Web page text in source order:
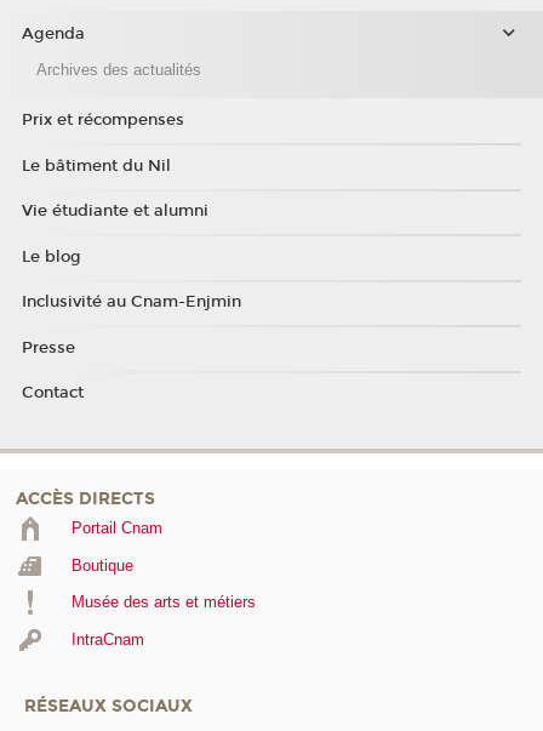
Agenda
Archives des actualités
Prix et récompenses
Le bâtiment du Nil
Vie étudiante et alumni
Le blog
Inclusivité au Cnam-Enjmin
Presse
Contact
ACCÈS DIRECTS
Portail Cnam
Boutique
Musée des arts et métiers
IntraCnam
RÉSEAUX SOCIAUX